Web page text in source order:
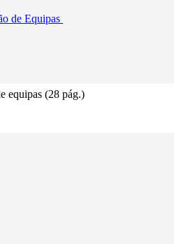
de Equipas
equipas (28 pág.)